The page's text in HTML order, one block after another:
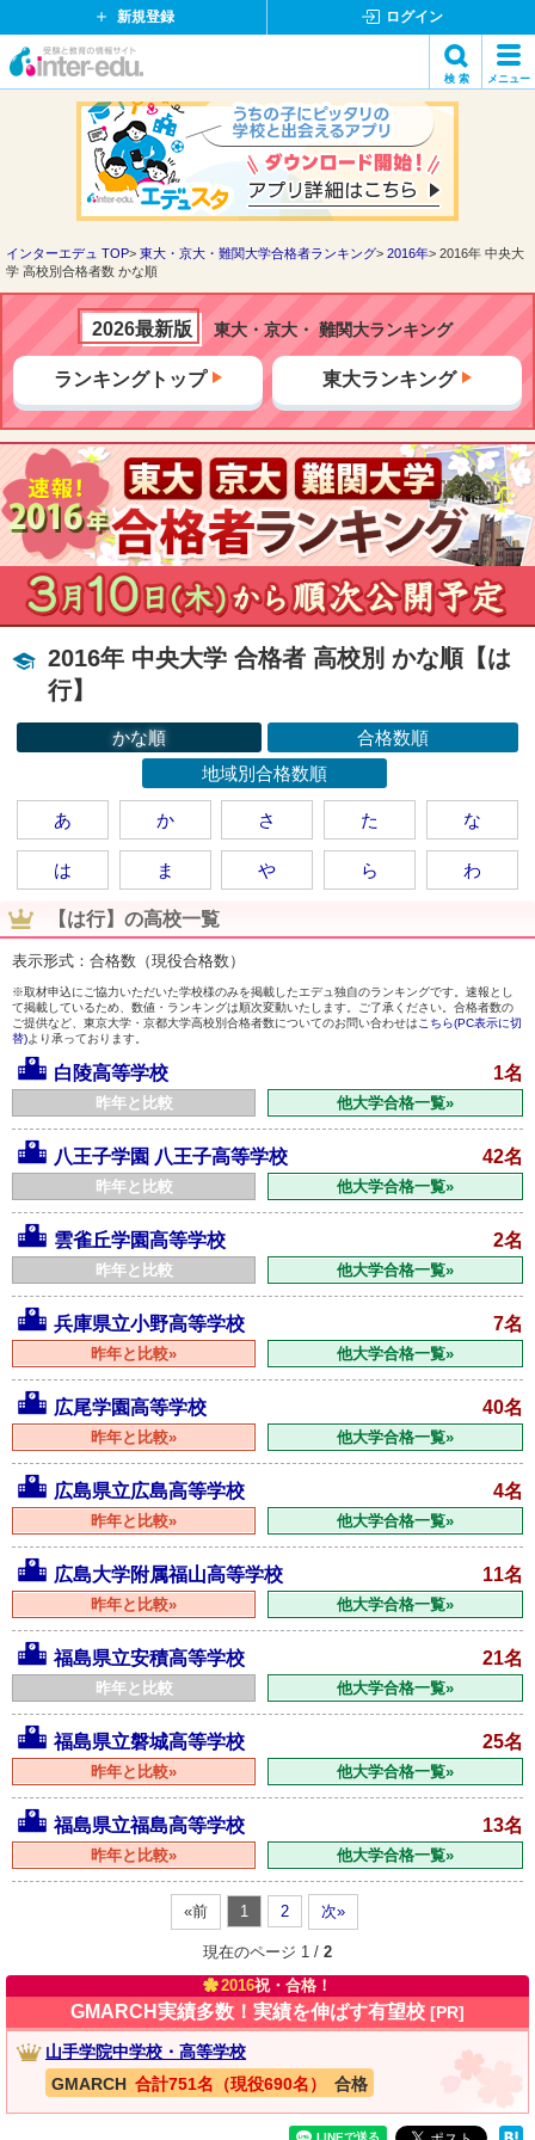
新規登録 ログイン
イ
ド
ッ
ト
検 索 メニュー
検索
インターエデュ TOP 東大・京大・難関大学合格者ランキング 2016年
2016年 中央大
学 高校別合格者数 かな順
2026最新版 東大・京大・ 難関大ランキング
ランキングトップ 東大ランキング
2016年 中央大学 合格者 高校別 かな順【は
行】
かな順
合格数順
地域別合格数順
あ か さ た な
は ま や ら わ
【は行】の高校一覧
表示形式：合格数（現役合格数）
※取材申込にご協力いただいた学校様のみを掲載したエデュ独自のランキングです。速報とし
て掲載しているため、数値・ランキングは順次変動いたします。ご了承ください。合格者数の
ご提供など、東京大学・京都大学高校別合格者数についてのお問い合わせは こちら(PC表示に切
替)より承っております。
白陵高等学校 1名
昨年と比較 他大学合格一覧»
八王子学園 八王子高等学校 42名
昨年と比較 他大学合格一覧»
雲雀丘学園高等学校 2名
昨年と比較 他大学合格一覧»
兵庫県立小野高等学校 7名
昨年と比較» 他大学合格一覧»
広尾学園高等学校 40名
昨年と比較» 他大学合格一覧»
広島県立広島高等学校 4名
昨年と比較» 他大学合格一覧»
広島大学附属福山高等学校 11名
昨年と比較» 他大学合格一覧»
福島県立安積高等学校 21名
昨年と比較 他大学合格一覧»
福島県立磐城高等学校 25名
昨年と比較» 他大学合格一覧»
福島県立福島高等学校 13名
昨年と比較» 他大学合格一覧»
«前 1 2 次»
現在のページ 1 / 2
2016祝・合格！
GMARCH実績多数！実績を伸ばす有望校 [PR]
山手学院中学校・高等学校
GMARCH 合計751名（現役690名） 合格